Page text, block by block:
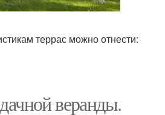
террас можно отнести:
веранды.